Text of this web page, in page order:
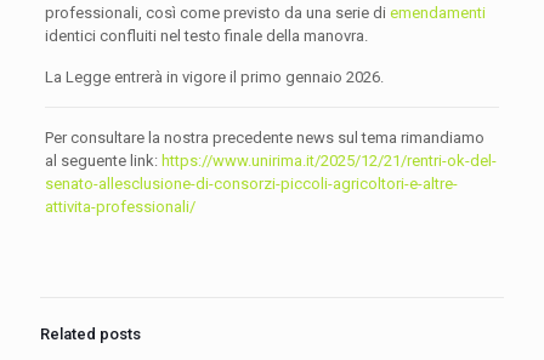
professionali, così come previsto da una serie di emendamenti
identici confluiti nel testo finale della manovra.
La Legge entrerà in vigore il primo gennaio 2026.
Per consultare la nostra precedente news sul tema rimandiamo
al seguente link: https://www.unirima.it/2025/12/21/rentri-ok-del-
senato-allesclusione-di-consorzi-piccoli-agricoltori-e-altre-
attivita-professionali/
Related posts